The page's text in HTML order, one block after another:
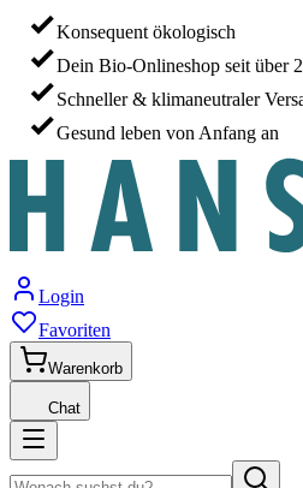
Konsequent ökologisch
Dein Bio-Onlineshop seit über
Schneller & klimaneutraler
Gesund leben von Anfang an
Login
Favoriten
Warenkorb
Chat